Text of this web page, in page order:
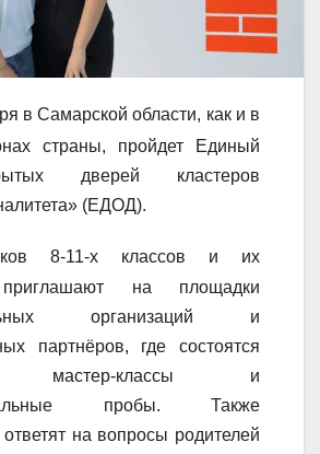
в Самарской области, как и в
страны, пройдет Единый
дверей кластеров
(ЕДОД).
8-11-х классов и их
приглашают на площадки
организаций и
партнёров, где состоятся
мастер-классы и
пробы. Также
на вопросы родителей